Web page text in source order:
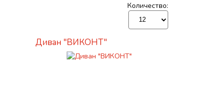
Количество:
Диван "ВИКОНТ"